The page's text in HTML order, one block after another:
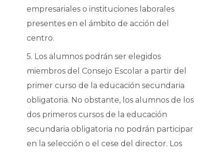
empresariales o instituciones laborales
presentes en el ámbito de acción del
centro.
5. Los alumnos podrán ser elegidos
miembros del Consejo Escolar a partir del
primer curso de la educación secundaria
obligatoria. No obstante, los alumnos de los
dos primeros cursos de la educación
secundaria obligatoria no podrán participar
en la selección o el cese del director. Los